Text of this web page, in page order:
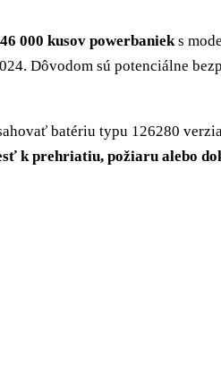
000 kusov powerbanieks
Dôvodom sú potenciálne
batériu typu 126280
k prehriatiu, požiaru alebo